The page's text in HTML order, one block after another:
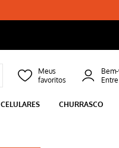
CELULARES CHURRASCO